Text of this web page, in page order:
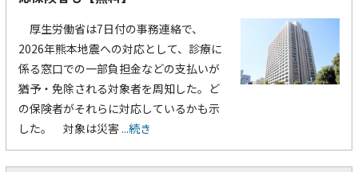
厚生労働省は7日付の事務連絡で、
2026年熊本地震への対応として、診療に
係る窓口での一部負担金などの支払いが
猶予・免除される対象者を周知した。ど
の保険者がそれらに対応しているかも示
した。 対象は災害...続き